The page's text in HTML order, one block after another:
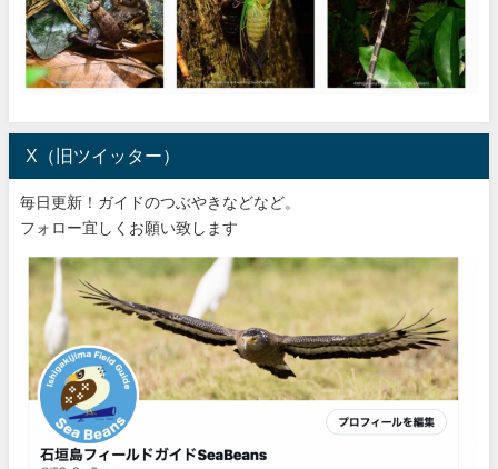
X（旧ツイッター）
毎日更新！ガイドのつぶやきなどなど。
フォロー宜しくお願い致します